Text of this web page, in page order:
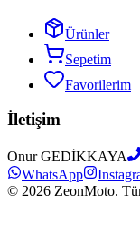
Ürünler
Sepetim
Favorilerim
İletişim
Onur GEDİKKAYA
WhatsApp
© 2026 ZeonMoto.